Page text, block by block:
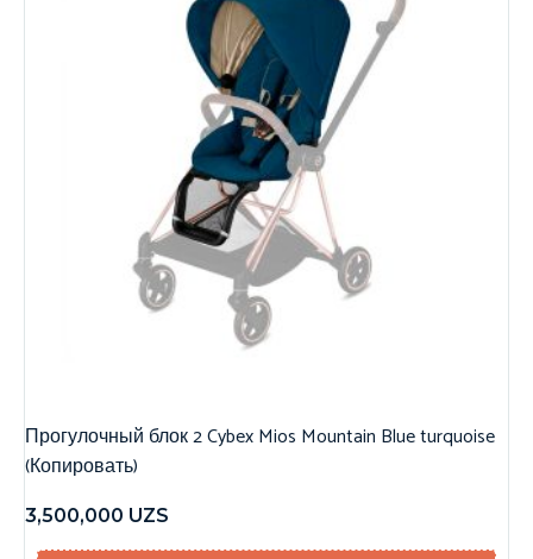
Прогулочный блок 2 Cybex Mios Mountain Blue turquoise
(Копировать)
3,500,000 UZS